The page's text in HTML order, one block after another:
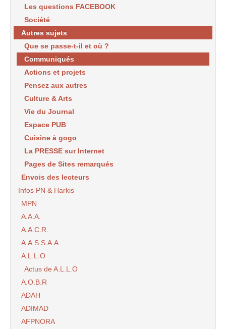
Les questions FACEBOOK
Société
Autres sujets
Que se passe-t-il et où ?
Communiqués
Actions et projets
Pensez aux autres
Culture & Arts
Vie du Journal
Espace PUB
Cuisine à gogo
La PRESSE sur Internet
Pages de Sites remarqués
Envois des lecteurs
Infos PN & Harkis
MPN
A.A.A.
A.A.C.R.
A.A.S.S.A.A
A.L.L.O
Actus de A.L.L.O
A.O.B.R
ADAH
ADIMAD
AFPNORA